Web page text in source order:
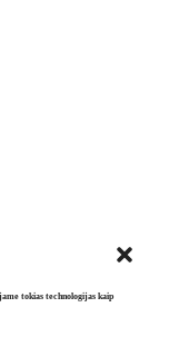
tokias technologijas kaip